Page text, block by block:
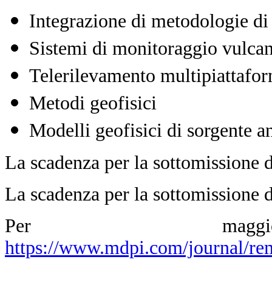
Integrazione di metodologie di
Sistemi di monitoraggio
Telerilevamento
Metodi geofisici
Modelli geofisici di sorgente
La scadenza per la
La scadenza per la
Per
https://www.mdpi.com/journal/